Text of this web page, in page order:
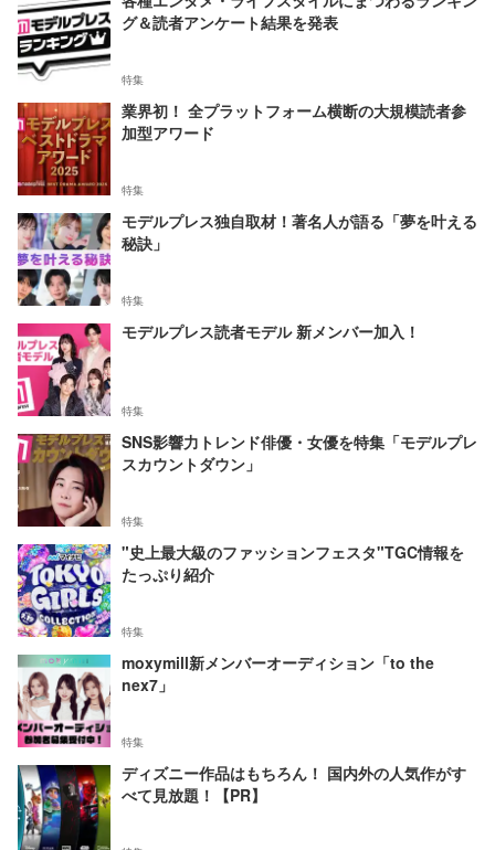
グ＆読者アンケート結果を発表
特集
業界初！ 全プラットフォーム横断の大規模読者参
加型アワード
特集
モデルプレス独自取材！著名人が語る「夢を叶える
秘訣」
特集
モデルプレス読者モデル 新メンバー加入！
特集
SNS影響力トレンド俳優・女優を特集「モデルプレ
スカウントダウン」
特集
"史上最大級のファッションフェスタ"TGC情報を
たっぷり紹介
特集
moxymill新メンバーオーディション「to the
nex7」
特集
ディズニー作品はもちろん！ 国内外の人気作がす
べて見放題！【PR】